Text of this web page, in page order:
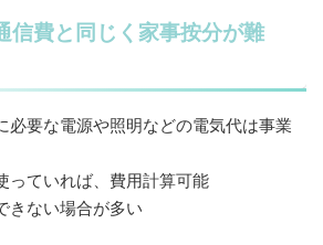
信費と同じく家事按分が難
必要な電源や照明などの電気代は事業
っていれば、費用計算可能
きない場合が多い